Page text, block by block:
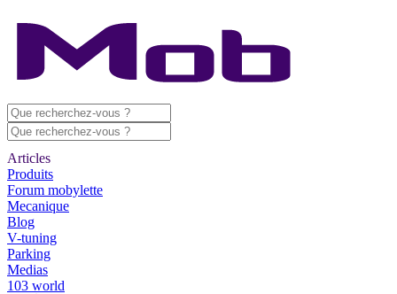
Articles
Produits
Forum mobylette
Mecanique
Blog
V-tuning
Parking
Medias
103 world